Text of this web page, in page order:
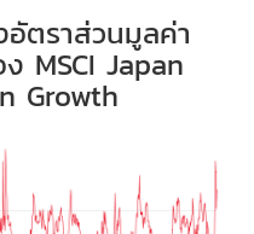
อัตราส่วนมูลค่า
MSCI Japan
Growth